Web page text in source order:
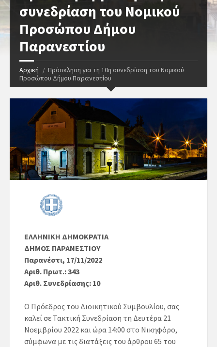
συνεδρίαση του Νομικού
Προσώπου Δήμου
Παρανεστίου
Αρχική
Πρόσκληση για τη 10η συνεδρίαση του Νομικού
Προσώπου Δήμου Παρανεστίου
ΕΛΛΗΝΙΚΗ ΔΗΜΟΚΡΑΤΙΑ
ΔΗΜΟΣ ΠΑΡΑΝΕΣΤΙΟΥ
Παρανέστι, 17/11/2022
Αριθ. Πρωτ.: 343
Αριθ. Συνεδρίασης: 10
Ο Πρόεδρος του Διοικητικού Συμβουλίου, σας
καλεί σε Τακτική Συνεδρίαση τη Δευτέρα 21
Νοεμβρίου 2022 και ώρα 14:00 στο Νικηφόρο,
σύμφωνα με τις διατάξεις του άρθρου 65 του